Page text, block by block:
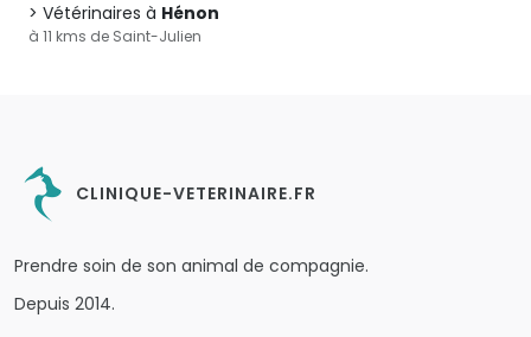
Vétérinaires à Hénon
à 11 kms de Saint-Julien
CLINIQUE-VETERINAIRE.FR
Prendre soin de son animal de compagnie.
Depuis 2014.